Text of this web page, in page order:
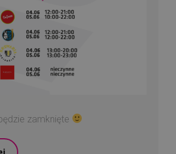
zamknięte